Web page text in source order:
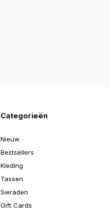
Categorieën
Nieuw
Bestsellers
Kleding
Tassen
Sieraden
Gift Cards